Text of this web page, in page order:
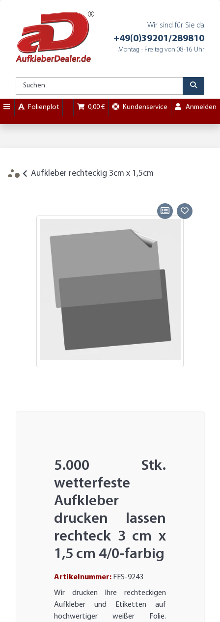
Wir sind für Sie da
+49(0)39201/289810
Montag - Freitag von 08-16 Uhr
Folienplot 0,00 € Kundenservice Anmelden
Aufkleber rechteckig 3cm x 1,5cm
5.000 Stk.
wetterfeste
Aufkleber
drucken lassen
rechteck 3 cm x
1,5 cm 4/0-farbig
Artikelnummer: FES-9243
Wir drucken Ihre rechteckigen
Aufkleber und Etiketten auf
hochwertiger weißer Folie.